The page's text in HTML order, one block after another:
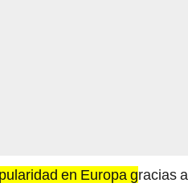
en Europa gracias